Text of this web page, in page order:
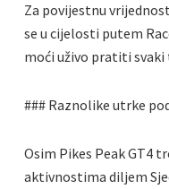
Za povijestnu
se u cijelosti putem
moći uživo pratiti
### Raznolike utrke
Osim Pikes Peak GT4
aktivnostima diljem